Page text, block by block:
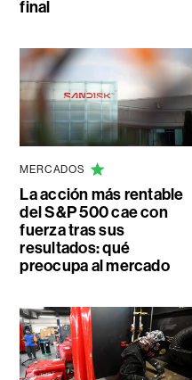
final
MERCADOS
La acción más rentable
del S&P 500 cae con
fuerza tras sus
resultados: qué
preocupa al mercado